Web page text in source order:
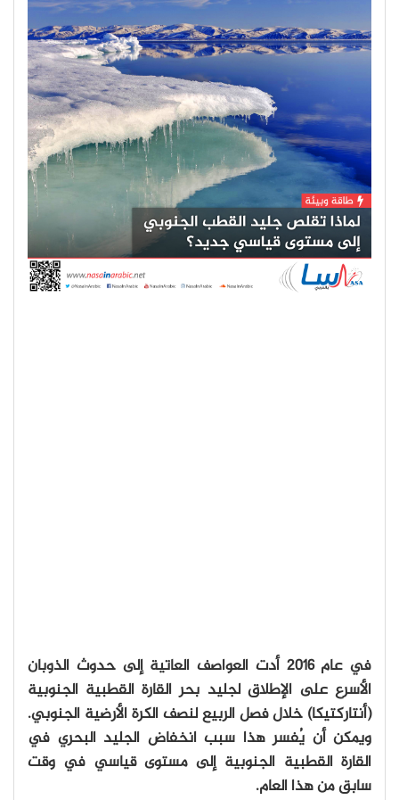
في عام 2016 أدت العواصف العاتية إلى حدوث الذوبان
الأسرع على الإطلاق لجليد بحر القارة القطبية الجنوبية
(أنتاركتيكا) خلال فصل الربيع لنصف الكرة الأرضية الجنوبي.
ويمكن أن يُفسر هذا سبب انخفاض الجليد البحري في
القارة القطبية الجنوبية إلى مستوى قياسي في وقت
سابق من هذا العام.